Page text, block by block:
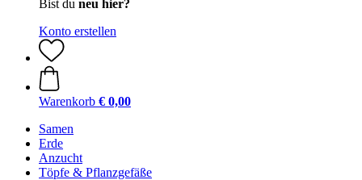
Bist du neu hier?
Konto erstellen
Warenkorb € 0,00
Samen
Erde
Anzucht
Töpfe & Pflanzgefäße